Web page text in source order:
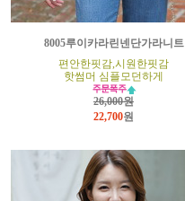
8005루이카라린넨단가라니트
편안한핏감,시원한핏감
핫썸머 심플모던하게
26,000원
22,700원